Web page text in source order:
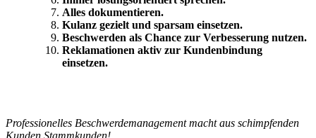
Alles dokumentieren.
Kulanz gezielt und sparsam einsetzen.
Beschwerden als Chance zur Verbesserung nutzen.
Reklamationen aktiv zur Kundenbindung
einsetzen.
Professionelles Beschwerdemanagement macht aus schimpfenden
Kunden Stammkunden!